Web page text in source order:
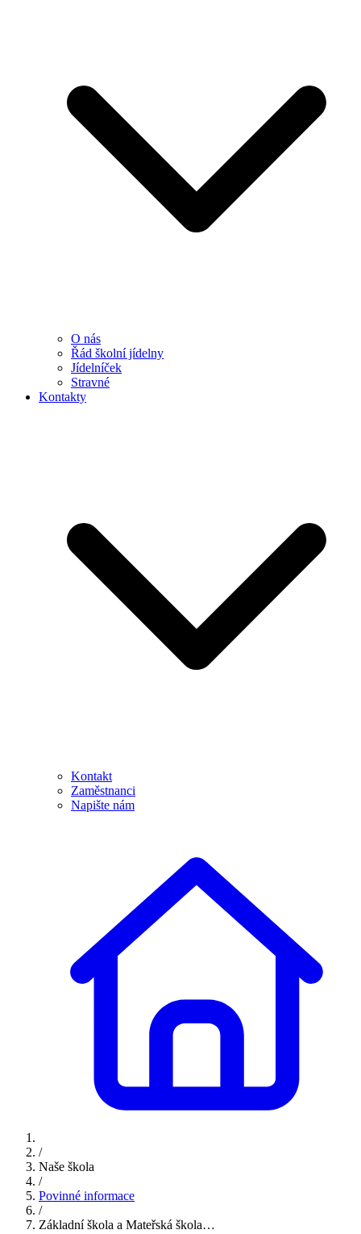
O nás
Řád školní jídelny
Jídelníček
Stravné
Kontakty
Kontakt
Zaměstnanci
Napište nám
/
Naše škola
/
Povinné informace
/
Základní škola a Mateřská škola…